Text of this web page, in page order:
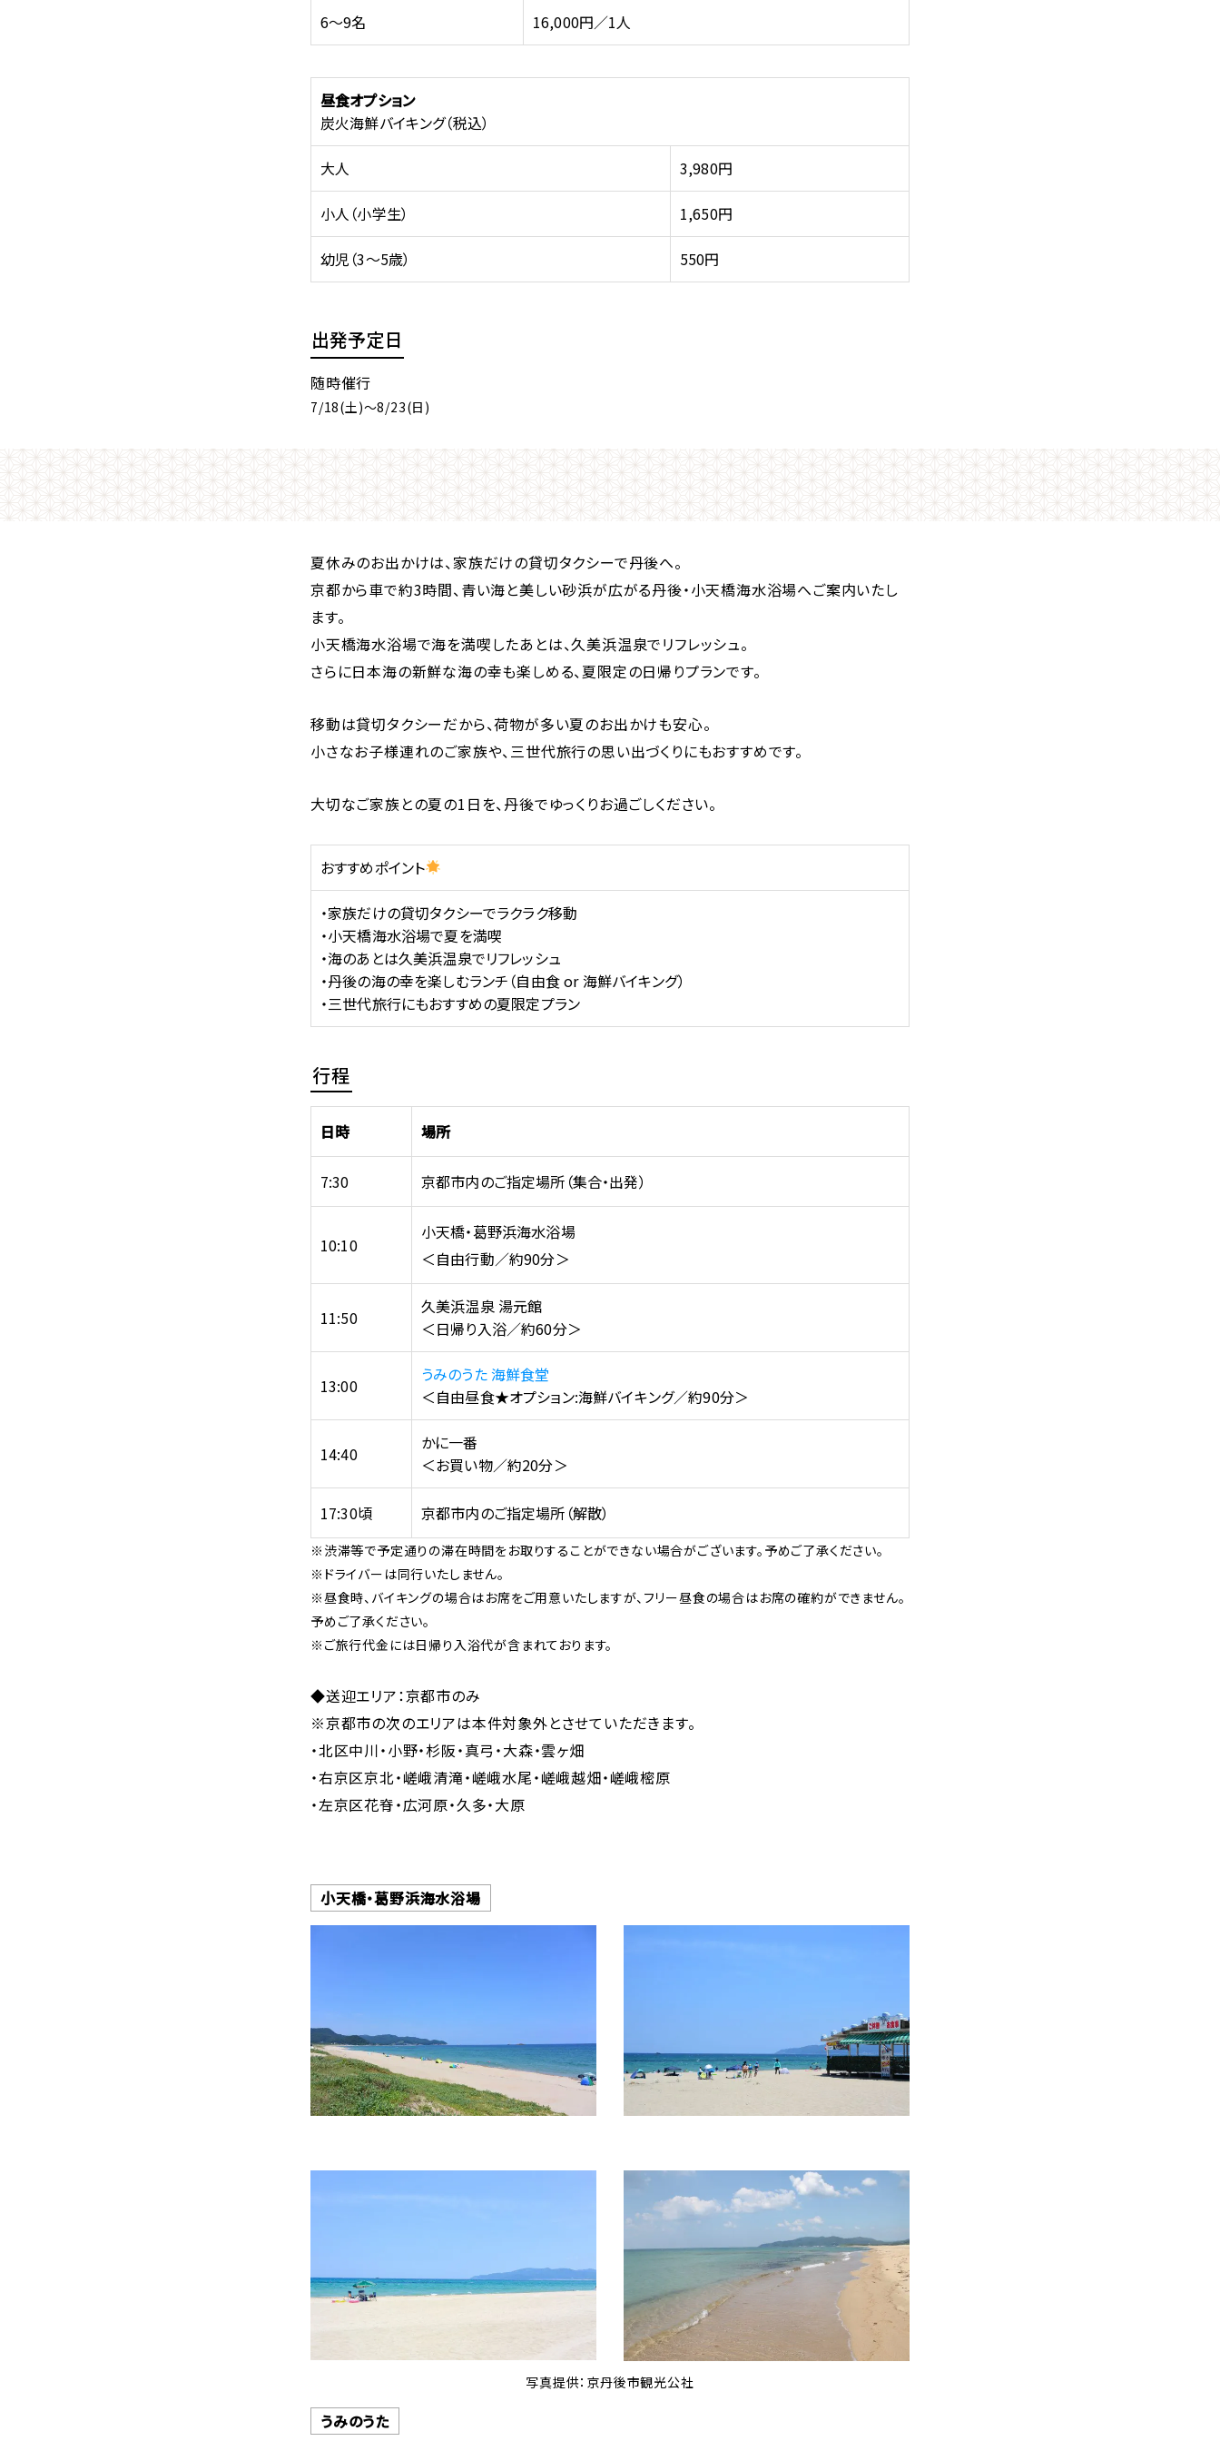
6～9名 16,000円／1人
昼食オプション
炭火海鮮バイキング（税込）
大人 3,980円
小人（小学生） 1,650円
幼児（3～5歳） 550円
出発予定日
随時催行
7/18(土)～8/23(日)
夏休みのお出かけは、家族だけの貸切タクシーで丹後へ。
京都から車で約3時間、青い海と美しい砂浜が広がる丹後・小天橋海水浴場へご案内いたし
ます。
小天橋海水浴場で海を満喫したあとは、久美浜温泉でリフレッシュ。
さらに日本海の新鮮な海の幸も楽しめる、夏限定の日帰りプランです。
移動は貸切タクシーだから、荷物が多い夏のお出かけも安心。
小さなお子様連れのご家族や、三世代旅行の思い出づくりにもおすすめです。
大切なご家族との夏の1日を、丹後でゆっくりお過ごしください。
おすすめポイント
・家族だけの貸切タクシーでラクラク移動
・小天橋海水浴場で夏を満喫
・海のあとは久美浜温泉でリフレッシュ
・丹後の海の幸を楽しむランチ（自由食 or 海鮮バイキング）
・三世代旅行にもおすすめの夏限定プラン
行程
日時 場所
7:30 京都市内のご指定場所（集合・出発）
10:10
小天橋・葛野浜海水浴場
＜自由行動／約90分＞
11:50
久美浜温泉 湯元館
＜日帰り入浴／約60分＞
13:00
うみのうた 海鮮食堂
＜自由昼食★オプション:海鮮バイキング／約90分＞
14:40
かに一番
＜お買い物／約20分＞
17:30頃 京都市内のご指定場所（解散）
※渋滞等で予定通りの滞在時間をお取りすることができない場合がございます。予めご了承ください。
※ドライバーは同行いたしません。
※昼食時、バイキングの場合はお席をご用意いたしますが、フリー昼食の場合はお席の確約ができません。
予めご了承ください。
※ご旅行代金には日帰り入浴代が含まれております。
◆送迎エリア：京都市のみ
※京都市の次のエリアは本件対象外とさせていただきます。
・北区中川・小野・杉阪・真弓・大森・雲ヶ畑
・右京区京北・嵯峨清滝・嵯峨水尾・嵯峨越畑・嵯峨樒原
・左京区花脊・広河原・久多・大原
小天橋・葛野浜海水浴場
写真提供：京丹後市観光公社
うみのうた